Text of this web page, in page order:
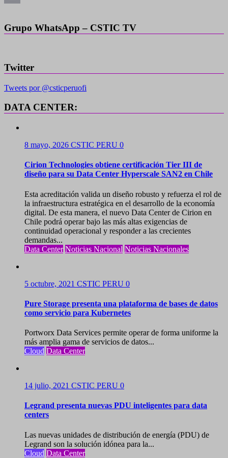
Grupo WhatsApp – CSTIC TV
Twitter
Tweets por @csticperuofi
DATA CENTER:
8 mayo, 2026 CSTIC PERU 0
Cirion Technologies obtiene certificación Tier III de
diseño para su Data Center Hyperscale SAN2 en Chile
Esta acreditación valida un diseño robusto y refuerza el rol de
la infraestructura estratégica en el desarrollo de la economía
digital. De esta manera, el nuevo Data Center de Cirion en
Chile podrá operar bajo las más altas exigencias de
continuidad operacional y responder a las crecientes
demandas...
Data Center Noticias Nacional Noticias Nacionales
5 octubre, 2021 CSTIC PERU 0
Pure Storage presenta una plataforma de bases de datos
como servicio para Kubernetes
Portworx Data Services permite operar de forma uniforme la
más amplia gama de servicios de datos...
Cloud Data Center
14 julio, 2021 CSTIC PERU 0
Legrand presenta nuevas PDU inteligentes para data
centers
Las nuevas unidades de distribución de energía (PDU) de
Legrand son la solución idónea para la...
Cloud Data Center